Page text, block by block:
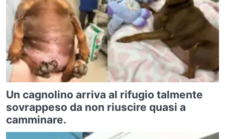
Un cagnolino arriva al rifugio talmente
sovrappeso da non riuscire quasi a
camminare.